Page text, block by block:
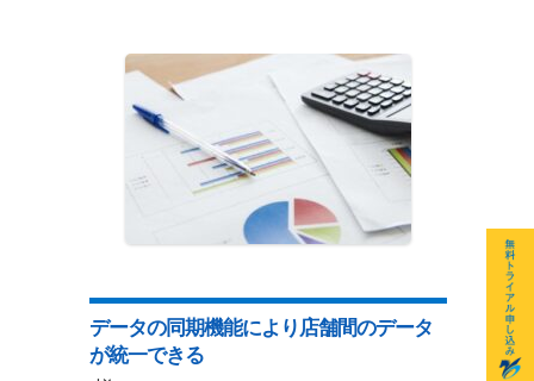
データの同期機能により店舗間のデータ
が統一できる